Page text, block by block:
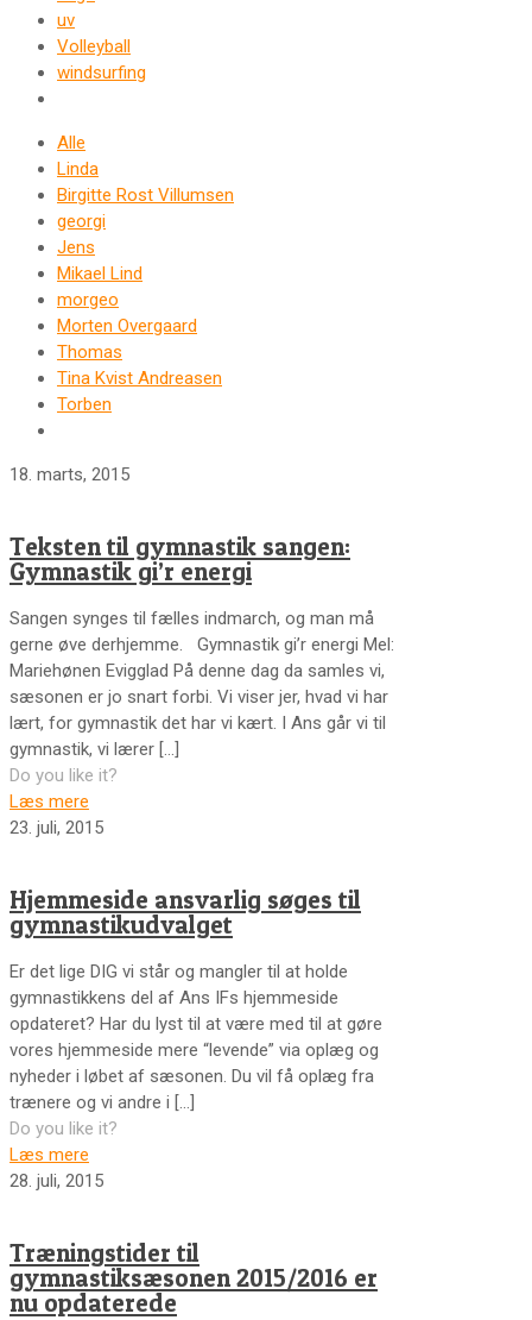
uv
Volleyball
windsurfing
Alle
Linda
Birgitte Rost Villumsen
georgi
Jens
Mikael Lind
morgeo
Morten Overgaard
Thomas
Tina Kvist Andreasen
Torben
18. marts, 2015
Teksten til gymnastik sangen:
Gymnastik gi’r energi
Sangen synges til fælles indmarch, og man må
gerne øve derhjemme. Gymnastik gi’r energi Mel:
Mariehønen Evigglad På denne dag da samles vi,
sæsonen er jo snart forbi. Vi viser jer, hvad vi har
lært, for gymnastik det har vi kært. I Ans går vi til
gymnastik, vi lærer […]
Do you like it?
Læs mere
23. juli, 2015
Hjemmeside ansvarlig søges til
gymnastikudvalget
Er det lige DIG vi står og mangler til at holde
gymnastikkens del af Ans IFs hjemmeside
opdateret? Har du lyst til at være med til at gøre
vores hjemmeside mere “levende” via oplæg og
nyheder i løbet af sæsonen. Du vil få oplæg fra
trænere og vi andre i […]
Do you like it?
Læs mere
28. juli, 2015
Træningstider til
gymnastiksæsonen 2015/2016 er
nu opdaterede